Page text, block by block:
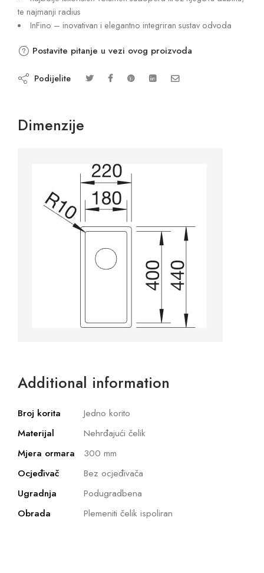
te najmanji radius
InFino – inovativan i elegantno integriran sustav odvoda
Postavite pitanje u vezi ovog proizvoda
Podijelite
Dimenzije
Additional information
Broj korita
Jedno korito
Materijal
Nehrđajući čelik
Mjera ormara
300 mm
Ocjeđivač
Bez ocjeđivača
Ugradnja
Podugradbena
Obrada
Plemeniti čelik ispoliran